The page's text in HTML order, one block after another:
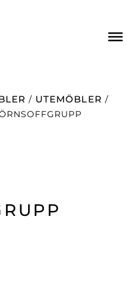
/ UTEMÖBLER /